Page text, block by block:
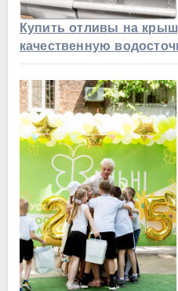
Купить отливы на
качественную